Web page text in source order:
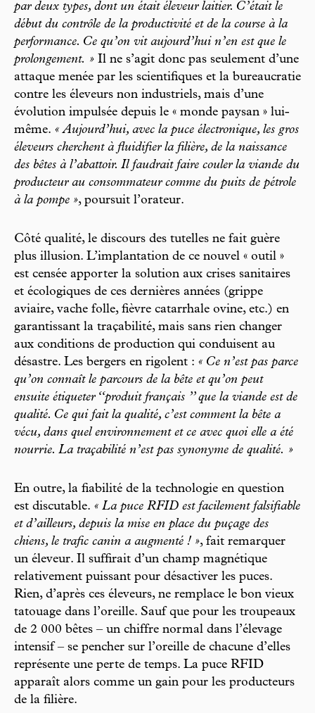
par deux types, dont un était éleveur laitier. C’était le
début du contrôle de la productivité et de la course à la
performance. Ce qu’on vit aujourd’hui n’en est que le
prolongement. » Il ne s’agit donc pas seulement d’une
attaque menée par les scientifiques et la bureaucratie
contre les éleveurs non industriels, mais d’une
évolution impulsée depuis le « monde paysan » lui-
même. « Aujourd’hui, avec la puce électronique, les gros
éleveurs cherchent à fluidifier la filière, de la naissance
des bêtes à l’abattoir. Il faudrait faire couler la viande du
producteur au consommateur comme du puits de pétrole
à la pompe », poursuit l’orateur.
Côté qualité, le discours des tutelles ne fait guère
plus illusion. L’implantation de ce nouvel « outil »
est censée apporter la solution aux crises sanitaires
et écologiques de ces dernières années (grippe
aviaire, vache folle, fièvre catarrhale ovine, etc.) en
garantissant la traçabilité, mais sans rien changer
aux conditions de production qui conduisent au
désastre. Les bergers en rigolent : « Ce n’est pas parce
qu’on connaît le parcours de la bête et qu’on peut
ensuite étiqueter ‘‘produit français ’’ que la viande est de
qualité. Ce qui fait la qualité, c’est comment la bête a
vécu, dans quel environnement et ce avec quoi elle a été
nourrie. La traçabilité n’est pas synonyme de qualité. »
En outre, la fiabilité de la technologie en question
est discutable. « La puce RFID est facilement falsifiable
et d’ailleurs, depuis la mise en place du puçage des
chiens, le trafic canin a augmenté ! », fait remarquer
un éleveur. Il suffirait d’un champ magnétique
relativement puissant pour désactiver les puces.
Rien, d’après ces éleveurs, ne remplace le bon vieux
tatouage dans l’oreille. Sauf que pour les troupeaux
de 2 000 bêtes – un chiffre normal dans l’élevage
intensif – se pencher sur l’oreille de chacune d’elles
représente une perte de temps. La puce RFID
apparaît alors comme un gain pour les producteurs
de la filière.